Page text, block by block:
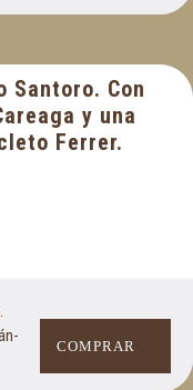
Santoro. Con
y una
Ferrer.
COMPRAR